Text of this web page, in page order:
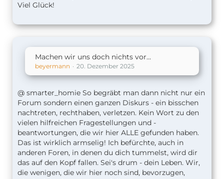
Viel Glück!
Machen wir uns doch nichts vor…
beyermann 20. Dezember 2025
@ smarter_homie So begräbt man dann nicht nur ein
Forum sondern einen ganzen Diskurs - ein bisschen
nachtreten, rechthaben, verletzen. Kein Wort zu den
vielen hilfreichen Fragestellungen und -
beantwortungen, die wir hier ALLE gefunden haben.
Das ist wirklich armselig! Ich befürchte, auch in
anderen Foren, in denen du dich tummelst, wird dir
das auf den Kopf fallen. Sei's drum - dein Leben. Wir,
die wenigen, die wir hier noch sind, bevorzugen,